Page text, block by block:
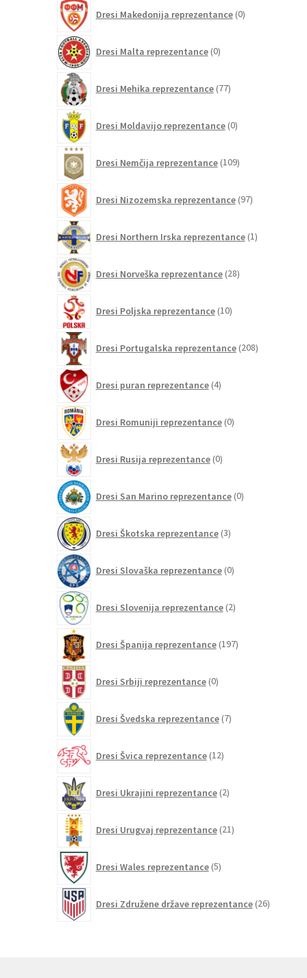
Dresi Makedonija reprezentance 0izdelkov
Dresi Malta reprezentance 0izdelkov
Dresi Mehika reprezentance 77izdelkov
Dresi Moldavijo reprezentance 0izdelkov
Dresi Nemčija reprezentance 109izdelkov
Dresi Nizozemska reprezentance 97izdelkov
Dresi Northern Irska reprezentance 1izdelek
Dresi Norveška reprezentance 28izdelkov
Dresi Poljska reprezentance 10izdelkov
Dresi Portugalska reprezentance 208izdelkov
Dresi puran reprezentance 4izdelki
Dresi Romuniji reprezentance 0izdelkov
Dresi Rusija reprezentance 0izdelkov
Dresi San Marino reprezentance 0izdelkov
Dresi Škotska reprezentance 3izdelki
Dresi Slovaška reprezentance 0izdelkov
Dresi Slovenija reprezentance 2izdelka
Dresi Španija reprezentance 197izdelkov
Dresi Srbiji reprezentance 0izdelkov
Dresi Švedska reprezentance 7izdelkov
Dresi Švica reprezentance 12izdelkov
Dresi Ukrajini reprezentance 2izdelka
Dresi Urugvaj reprezentance 21izdelkov
Dresi Wales reprezentance 5izdelkov
Dresi Združene države reprezentance 26izdelkov